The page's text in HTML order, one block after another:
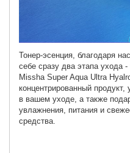
Тонер-эсенция, благодаря
себе сразу два этапа ухода
Missha Super Aqua Ultra
концентрированный
в вашем уходе, а также
увлажнения, питания и
средства.